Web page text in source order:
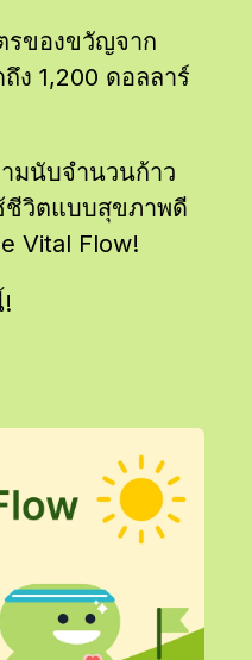
รของขวัญจาก
ง 1,200 ดอลลาร์
มนับจำนวนก้าว
ชีวิตแบบสุขภาพดี
Vital Flow!